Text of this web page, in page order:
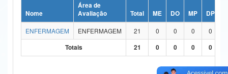
Ministério da Ciência, Tecnologia, Inovações e Comunicações
Ministério do Meio Ambiente
Nome
Área de
Avaliação
Total ME DO MP DP
ENFERMAGEM
ENFERMAGEM 21 0 0 0
0
Totais
21 0 0 0 0